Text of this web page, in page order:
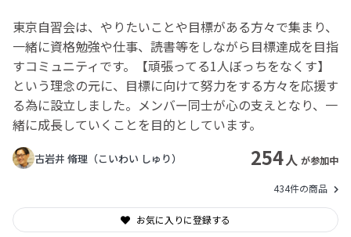
東京自習会は、やりたいことや目標がある方々で集まり、
一緒に資格勉強や仕事、読書等をしながら目標達成を目指
すコミュニティです。【頑張ってる1人ぼっちをなくす】
という理念の元に、目標に向けて努力をする方々を応援す
る為に設立しました。メンバー同士が心の支えとなり、一
緒に成長していくことを目的としています。
古岩井 脩理（こいわい しゅり） 254人 が参加中
434件の商品
お気に入りに登録する